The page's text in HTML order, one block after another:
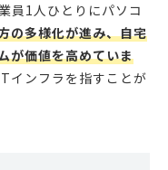
員1人ひとりにパソコ
の多様化が進み、自宅
が価値を高めていま
インフラを指すことが